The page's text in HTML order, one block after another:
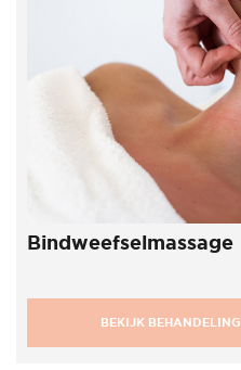
Bindweefselmassage
BEKIJK BEHANDELING